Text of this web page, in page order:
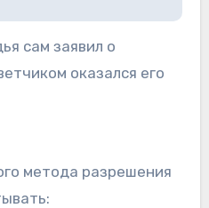
сам заявил о
оказался его
метода разрешения